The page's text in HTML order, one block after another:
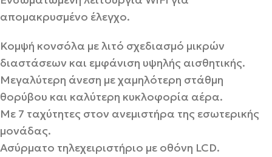
απομακρυσμένο έλεγχο.
Κομψή κονσόλα με λιτό σχεδιασμό μικρών
διαστάσεων και εμφάνιση υψηλής αισθητικής.
Μεγαλύτερη άνεση με χαμηλότερη στάθμη
θορύβου και καλύτερη κυκλοφορία αέρα.
Με 7 ταχύτητες στον ανεμιστήρα της εσωτερικής
μονάδας.
Ασύρματο τηλεχειριστήριο με οθόνη LCD.